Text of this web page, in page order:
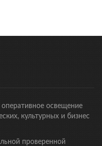
оперативное освещение
культурных и бизнес
проверенной